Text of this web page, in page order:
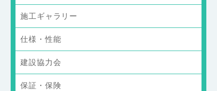
施工ギャラリー
仕様・性能
建設協力会
保証・保険